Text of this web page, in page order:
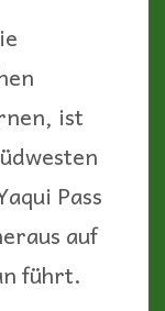
ist
Pass
auf
führt.